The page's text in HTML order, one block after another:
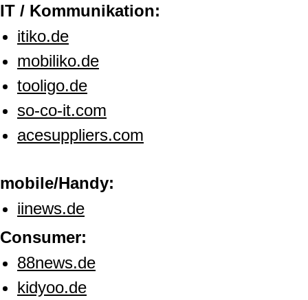
IT / Kommunikation:
itiko.de
mobiliko.de
tooligo.de
so-co-it.com
acesuppliers.com
mobile/Handy:
iinews.de
Consumer:
88news.de
kidyoo.de